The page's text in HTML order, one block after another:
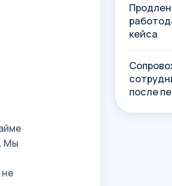
Мы
кейса
после